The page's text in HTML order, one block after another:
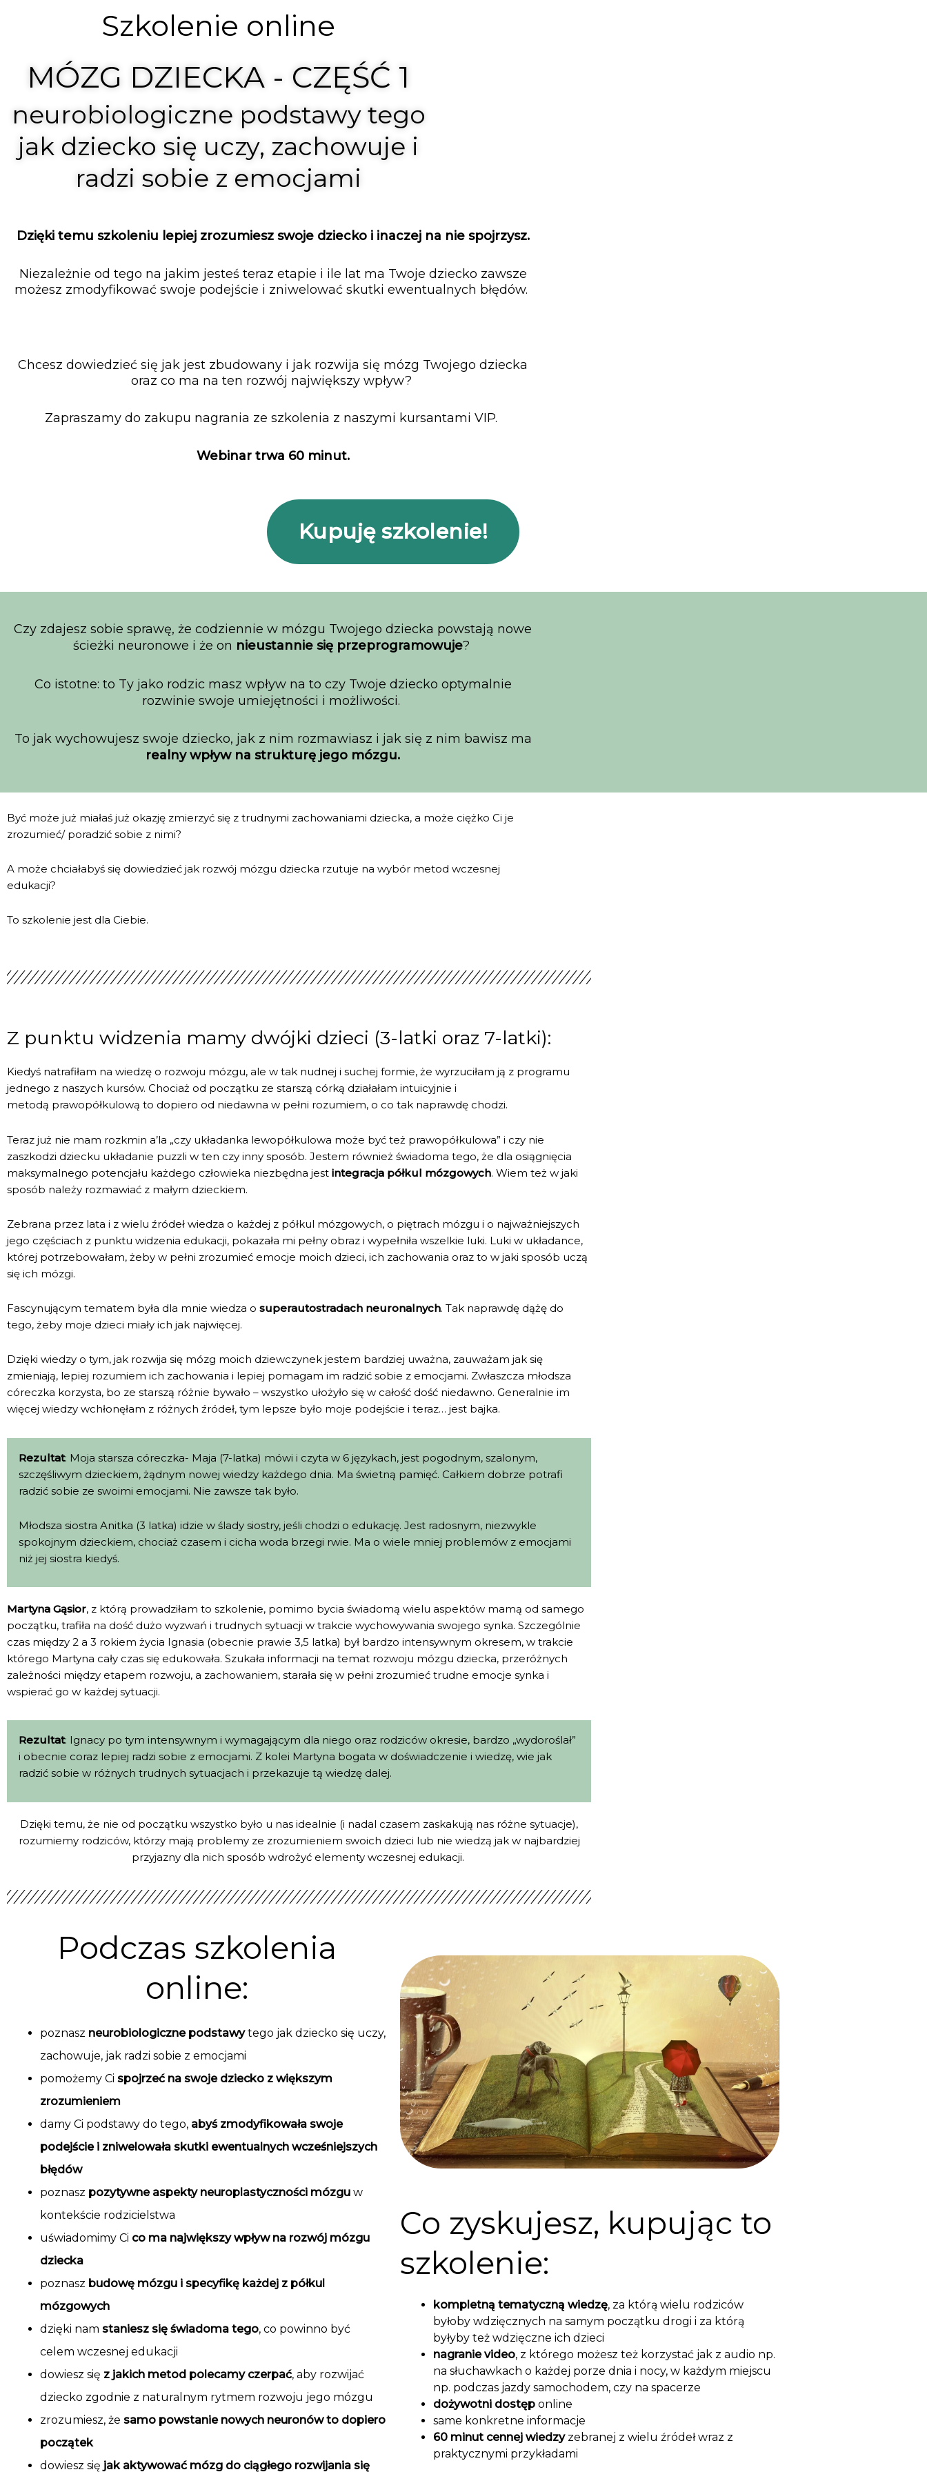
Szkolenie online
MÓZG DZIECKA - CZĘŚĆ 1
neurobiologiczne podstawy tego
jak dziecko się uczy, zachowuje i
radzi sobie z emocjami
Dzięki temu szkoleniu lepiej zrozumiesz swoje dziecko i inaczej na nie spojrzysz.
Niezależnie od tego na jakim jesteś teraz etapie i ile lat ma Twoje dziecko zawsze
możesz zmodyfikować swoje podejście i zniwelować skutki ewentualnych błędów.
Chcesz dowiedzieć się jak jest zbudowany i jak rozwija się mózg Twojego dziecka
oraz co ma na ten rozwój największy wpływ?
Zapraszamy do zakupu nagrania ze szkolenia z naszymi kursantami VIP.
Webinar trwa 60 minut.
Kupuję szkolenie!
Czy zdajesz sobie sprawę, że codziennie w mózgu Twojego dziecka powstają nowe
ścieżki neuronowe i że on nieustannie się przeprogramowuje?
Co istotne: to Ty jako rodzic masz wpływ na to czy Twoje dziecko optymalnie
rozwinie swoje umiejętności i możliwości.
To jak wychowujesz swoje dziecko, jak z nim rozmawiasz i jak się z nim bawisz ma
realny wpływ na strukturę jego mózgu.
Być może już miałaś już okazję zmierzyć się z trudnymi zachowaniami dziecka, a może ciężko Ci je
zrozumieć/ poradzić sobie z nimi?
A może chciałabyś się dowiedzieć jak rozwój mózgu dziecka rzutuje na wybór metod wczesnej
edukacji?
To szkolenie jest dla Ciebie.
Z punktu widzenia mamy dwójki dzieci (3-latki oraz 7-latki):
Kiedyś natrafiłam na wiedzę o rozwoju mózgu, ale w tak nudnej i suchej formie, że wyrzuciłam ją z programu
jednego z naszych kursów. Chociaż od początku ze starszą córką działałam intuicyjnie i
metodą prawopółkulową to dopiero od niedawna w pełni rozumiem, o co tak naprawdę chodzi.
Teraz już nie mam rozkmin a’la „czy układanka lewopółkulowa może być też prawopółkulowa” i czy nie
zaszkodzi dziecku układanie puzzli w ten czy inny sposób. Jestem również świadoma tego, że dla osiągnięcia
maksymalnego potencjału każdego człowieka niezbędna jest integracja półkul mózgowych. Wiem też w jaki
sposób należy rozmawiać z małym dzieckiem.
Zebrana przez lata i z wielu źródeł wiedza o każdej z półkul mózgowych, o piętrach mózgu i o najważniejszych
jego częściach z punktu widzenia edukacji, pokazała mi pełny obraz i wypełniła wszelkie luki. Luki w układance,
której potrzebowałam, żeby w pełni zrozumieć emocje moich dzieci, ich zachowania oraz to w jaki sposób uczą
się ich mózgi.
Fascynującym tematem była dla mnie wiedza o superautostradach neuronalnych. Tak naprawdę dążę do
tego, żeby moje dzieci miały ich jak najwięcej.
Dzięki wiedzy o tym, jak rozwija się mózg moich dziewczynek jestem bardziej uważna, zauważam jak się
zmieniają, lepiej rozumiem ich zachowania i lepiej pomagam im radzić sobie z emocjami. Zwłaszcza młodsza
córeczka korzysta, bo ze starszą różnie bywało – wszystko ułożyło się w całość dość niedawno. Generalnie im
więcej wiedzy wchłonęłam z różnych źródeł, tym lepsze było moje podejście i teraz… jest bajka.
Rezultat: Moja starsza córeczka- Maja (7-latka) mówi i czyta w 6 językach, jest pogodnym, szalonym,
szczęśliwym dzieckiem, żądnym nowej wiedzy każdego dnia. Ma świetną pamięć. Całkiem dobrze potrafi
radzić sobie ze swoimi emocjami. Nie zawsze tak było.
Młodsza siostra Anitka (3 latka) idzie w ślady siostry, jeśli chodzi o edukację. Jest radosnym, niezwykle
spokojnym dzieckiem, chociaż czasem i cicha woda brzegi rwie. Ma o wiele mniej problemów z emocjami
niż jej siostra kiedyś.
Martyna Gąsior, z którą prowadziłam to szkolenie, pomimo bycia świadomą wielu aspektów mamą od samego
początku, trafiła na dość dużo wyzwań i trudnych sytuacji w trakcie wychowywania swojego synka. Szczególnie
czas między 2 a 3 rokiem życia Ignasia (obecnie prawie 3,5 latka) był bardzo intensywnym okresem, w trakcie
którego Martyna cały czas się edukowała. Szukała informacji na temat rozwoju mózgu dziecka, przeróżnych
zależności między etapem rozwoju, a zachowaniem, starała się w pełni zrozumieć trudne emocje synka i
wspierać go w każdej sytuacji.
Rezultat: Ignacy po tym intensywnym i wymagającym dla niego oraz rodziców okresie, bardzo „wydoroślał”
i obecnie coraz lepiej radzi sobie z emocjami. Z kolei Martyna bogata w doświadczenie i wiedzę, wie jak
radzić sobie w różnych trudnych sytuacjach i przekazuje tą wiedzę dalej.
Dzięki temu, że nie od początku wszystko było u nas idealnie (i nadal czasem zaskakują nas różne sytuacje),
rozumiemy rodziców, którzy mają problemy ze zrozumieniem swoich dzieci lub nie wiedzą jak w najbardziej
przyjazny dla nich sposób wdrożyć elementy wczesnej edukacji.
Podczas szkolenia
online:
poznasz neurobiologiczne podstawytego jak dziecko się uczy,
zachowuje, jak radzi sobie z emocjami
pomożemy Ci spojrzeć na swoje dziecko z większym
zrozumieniem
damy Ci podstawy do tego, abyś zmodyfikowała swoje
podejście i zniwelowała skutki ewentualnych wcześniejszych
błędów
poznasz pozytywne aspekty neuroplastyczności mózgu w
kontekście rodzicielstwa
uświadomimy Ci co ma największy wpływ na rozwój mózgu
dziecka
poznasz budowę mózgu i specyfikę każdej z półkul
mózgowych
dzięki nam staniesz się świadoma tego, co powinno być
celem wczesnej edukacji
dowiesz się z jakich metod polecamy czerpać, aby rozwijać
dziecko zgodnie z naturalnym rytmem rozwoju jego mózgu
zrozumiesz, że samo powstanie nowych neuronów to dopiero
początek
dowiesz się jak aktywować mózg do ciągłego rozwijania się
Co zyskujesz, kupując to
szkolenie:
kompletną tematyczną wiedzę, za którą wielu rodziców
byłoby wdzięcznych na samym początku drogi i za którą
byłyby też wdzięczne ich dzieci
nagranie video, z którego możesz też korzystać jak z audio np.
na słuchawkach o każdej porze dnia i nocy, w każdym miejscu
np. podczas jazdy samochodem, czy na spacerze
dożywotni dostęp online
same konkretne informacje
60 minut cennej wiedzyzebranej z wielu źródeł wraz z
praktycznymi przykładami